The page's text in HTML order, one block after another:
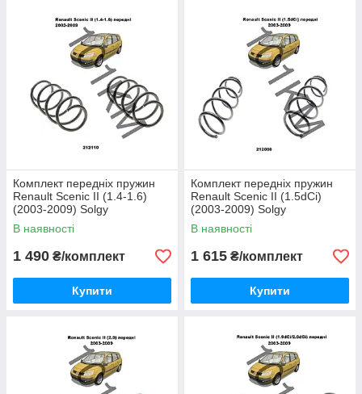
Комплект передніх пружин
Renault Scenic II (1.4-1.6)
(2003-2009) Solgy
В наявності
1 490 ₴/комплект
Купити
Комплект передніх пружин
Renault Scenic II (1.5dCi)
(2003-2009) Solgy
В наявності
1 615 ₴/комплект
Купити